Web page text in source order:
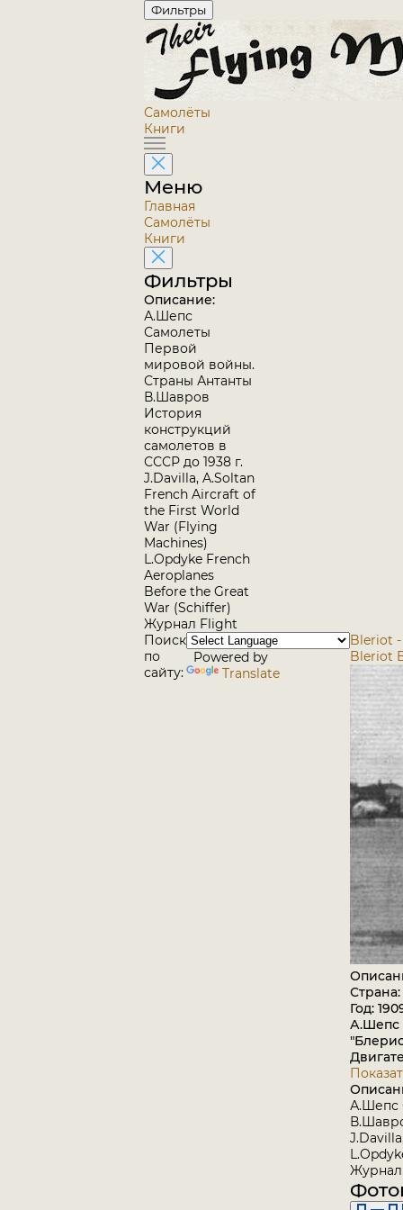
Фильтры
Самолёты
Книги
Меню
Главная
Самолёты
Книги
Фильтры
Описание:
А.Шепс
Самолеты
Первой
мировой войны.
Страны Антанты
В.Шавров
История
конструкций
самолетов в
СССР до 1938 г.
J.Davilla, A.Soltan
French Aircraft of
the First World
War (Flying
Machines)
L.Opdyke French
Aeroplanes
Before the Great
War (Schiffer)
Журнал Flight
Поиск
по
сайту:
Powered by
Translate
Bleriot
Bleriot
Год:
А.Шепс
А.Шепс